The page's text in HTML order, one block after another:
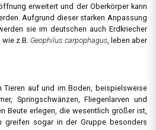
erweitert und der Oberkörper kann
Aufgrund dieser starken Anpassung
sie im deutschen auch Erdkriecher
z.B. Geophilus carpophagus, leben aber
Tieren auf und im Boden, beispielsweise
Springschwänzen, Fliegenlarven und
Beute erlegen, die wesentlich größer ist,
greifen sogar in der Gruppe besonders